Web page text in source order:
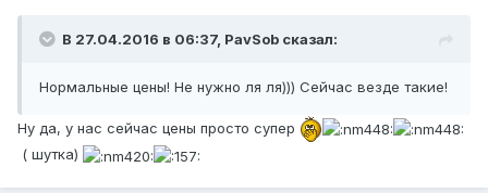
В 27.04.2016 в 06:37, PavSob сказал:
Нормальные цены! Не нужно ля ля))) Сейчас везде такие!
Ну да, у нас сейчас цены просто супер
( шутка)